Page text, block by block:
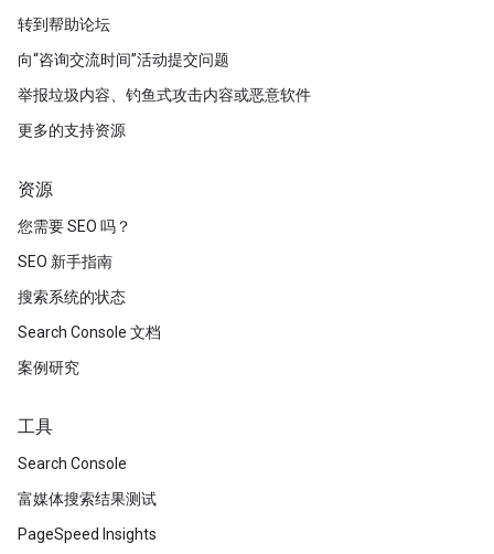
转到帮助论坛
向“咨询交流时间”活动提交问题
举报垃圾内容、钓鱼式攻击内容或恶意软件
更多的支持资源
资源
您需要 SEO 吗？
SEO 新手指南
搜索系统的状态
Search Console 文档
案例研究
工具
Search Console
富媒体搜索结果测试
PageSpeed Insights